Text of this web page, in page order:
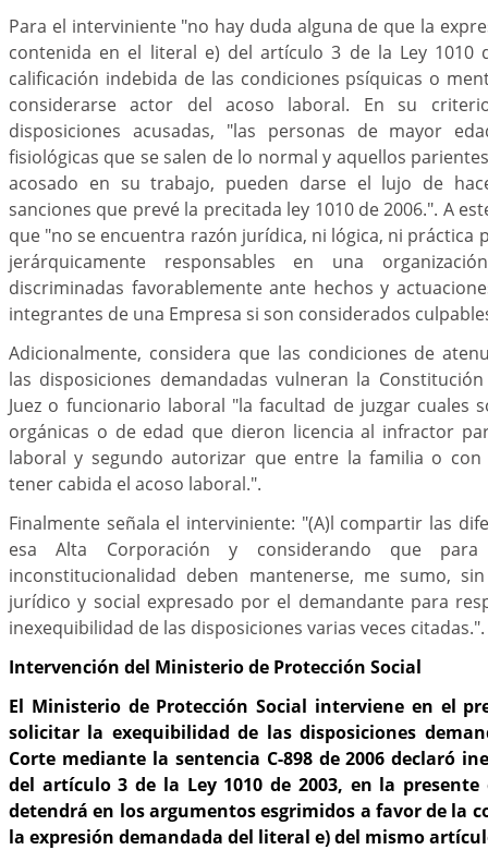
Para el interviniente "no hay duda alguna de que la
contenida en el literal e) del artículo 3 de la Ley 1010
calificación indebida de las condiciones psíquicas o
considerarse actor del acoso laboral. En su
disposiciones acusadas, "las personas de mayor
fisiológicas que se salen de lo normal y aquellos
acosado en su trabajo, pueden darse el lujo de
sanciones que prevé la precitada ley 1010 de 2006.". A
que "no se encuentra razón jurídica, ni lógica, ni práctica
jerárquicamente responsables en una
discriminadas favorablemente ante hechos y
integrantes de una Empresa si son considerados
Adicionalmente, considera que las condiciones de
las disposiciones demandadas vulneran la
Juez o funcionario laboral "la facultad de juzgar cuales
orgánicas o de edad que dieron licencia al infractor
laboral y segundo autorizar que entre la familia o con
tener cabida el acoso laboral.".
Finalmente señala el interviniente: "(A)l compartir las
esa Alta Corporación y considerando que
inconstitucionalidad deben mantenerse, me sumo,
jurídico y social expresado por el demandante para
inexequibilidad de las disposiciones varias veces citadas.".
Intervención del Ministerio de Protección Social
El Ministerio de Protección Social interviene en el
solicitar la exequibilidad de las disposiciones
Corte mediante la sentencia C-898 de 2006 declaró
del artículo 3 de la Ley 1010 de 2003, en la presente
detendrá en los argumentos esgrimidos a favor de la
la expresión demandada del literal e) del mismo